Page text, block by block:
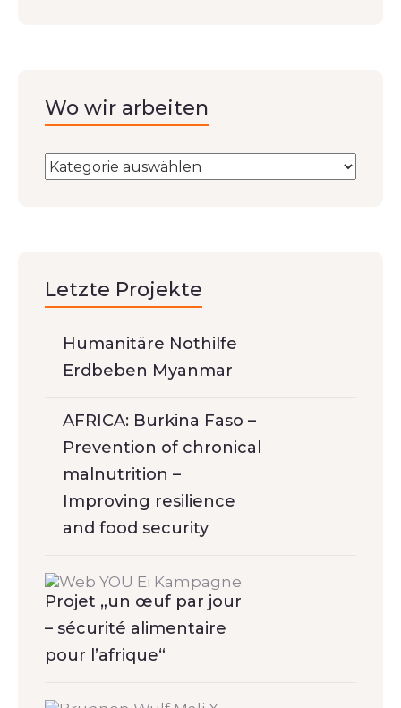
Wo wir arbeiten
Letzte Projekte
Humanitäre Nothilfe
Erdbeben Myanmar
AFRICA: Burkina Faso –
Prevention of chronical
malnutrition –
Improving resilience
and food security
Projet „un œuf par jour
– sécurité alimentaire
pour l’afrique“